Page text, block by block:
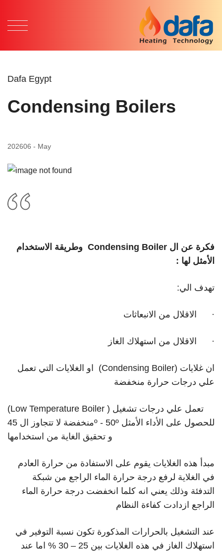
Dafa Egypt
Condensing Boilers
202606 - May
فكرة عن ال Condensing Boiler وطريقة الاستخدام
الأمثل لها :
تهدف الي:
· الاقلال من الانبعاثات
· الاقلال من استهلاك الغاز
ان غلايات (Condensing Boiler) او الغلايات التي تعمل
علي درجات حرارة منخفضة
(Low Temperature Boiler ) تعمل علي درجات تشغيل
منخفضة لا تتجاوز ال 45º - 50º للحصول على الأداء الأمثل
و تحقيق الغاية من استخدامها
مبدأ هذه الغلايات يقوم على الاستفادة من حرارة العادم
في الغلاية لرفع درجة حرارة الماء الراجع من شبكة
التدفئة وذلك يعني انه كلما انخفضت درجة حرارة الماء
الراجع ازدادت كفاءة النظام
عند التشغيل بالحرارات المذكورة تكون نسبة التوفير في
استهلاك الغاز في هذه الغلايات بين 25 – 30 % اما عند